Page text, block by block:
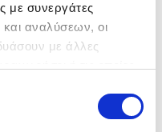
με συνεργάτες
αναλύσεων, οι
με άλλες
έναν